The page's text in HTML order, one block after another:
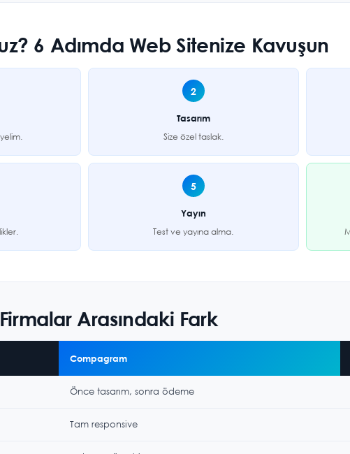
6 Adımda Web Sitenize Kavuşun
2
Tasarım
Size özel taslak.
5
Yayın
Test ve yayına alma.
Arasındaki Fark
Compagram
Önce tasarım, sonra ödeme
Tam responsive